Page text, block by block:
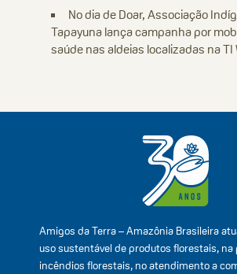
No dia de Doar, Associação
Tapayuna lança campanha por
saúde nas aldeias localizadas na TI
Amigos da Terra – Amazônia Brasileira
uso sustentável de produtos florestais, na
incêndios florestais, no atendimento a